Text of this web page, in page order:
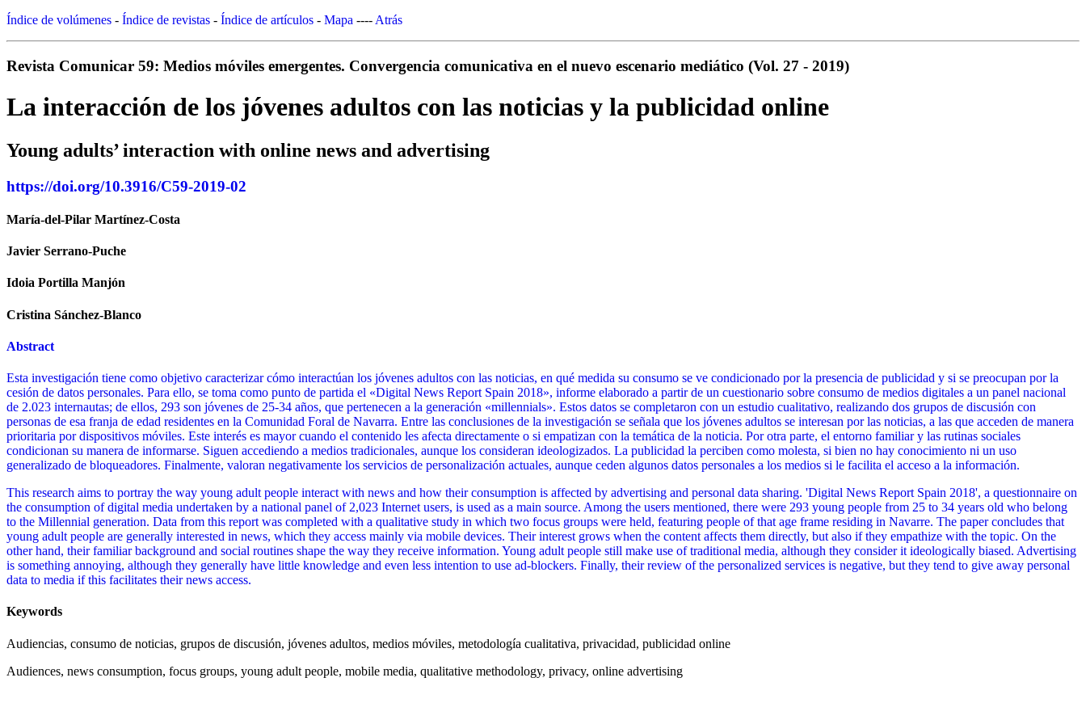
Índice de volúmenes - Índice de revistas - Índice de artículos - Mapa ---- Atrás
Revista Comunicar 59: Medios móviles emergentes. Convergencia comunicativa en el nuevo escenario mediático (Vol. 27 - 2019)
La interacción de los jóvenes adultos con las noticias y la publicidad online
Young adults’ interaction with online news and advertising
https://doi.org/10.3916/C59-2019-02
María-del-Pilar Martínez-Costa
Javier Serrano-Puche
Idoia Portilla Manjón
Cristina Sánchez-Blanco
Abstract
Esta investigación tiene como objetivo caracterizar cómo interactúan los jóvenes adultos con las noticias, en qué medida su consumo se ve condicionado por la presencia de publicidad y si se preocupan por la
cesión de datos personales. Para ello, se toma como punto de partida el «Digital News Report Spain 2018», informe elaborado a partir de un cuestionario sobre consumo de medios digitales a un panel nacional
de 2.023 internautas; de ellos, 293 son jóvenes de 25-34 años, que pertenecen a la generación «millennials». Estos datos se completaron con un estudio cualitativo, realizando dos grupos de discusión con
personas de esa franja de edad residentes en la Comunidad Foral de Navarra. Entre las conclusiones de la investigación se señala que los jóvenes adultos se interesan por las noticias, a las que acceden de manera
prioritaria por dispositivos móviles. Este interés es mayor cuando el contenido les afecta directamente o si empatizan con la temática de la noticia. Por otra parte, el entorno familiar y las rutinas sociales
condicionan su manera de informarse. Siguen accediendo a medios tradicionales, aunque los consideran ideologizados. La publicidad la perciben como molesta, si bien no hay conocimiento ni un uso
generalizado de bloqueadores. Finalmente, valoran negativamente los servicios de personalización actuales, aunque ceden algunos datos personales a los medios si le facilita el acceso a la información.
This research aims to portray the way young adult people interact with news and how their consumption is affected by advertising and personal data sharing. 'Digital News Report Spain 2018', a questionnaire on
the consumption of digital media undertaken by a national panel of 2,023 Internet users, is used as a main source. Among the users mentioned, there were 293 young people from 25 to 34 years old who belong
to the Millennial generation. Data from this report was completed with a qualitative study in which two focus groups were held, featuring people of that age frame residing in Navarre. The paper concludes that
young adult people are generally interested in news, which they access mainly via mobile devices. Their interest grows when the content affects them directly, but also if they empathize with the topic. On the
other hand, their familiar background and social routines shape the way they receive information. Young adult people still make use of traditional media, although they consider it ideologically biased. Advertising
is something annoying, although they generally have little knowledge and even less intention to use ad-blockers. Finally, their review of the personalized services is negative, but they tend to give away personal
data to media if this facilitates their news access.
Keywords
Audiencias, consumo de noticias, grupos de discusión, jóvenes adultos, medios móviles, metodología cualitativa, privacidad, publicidad online
Audiences, news consumption, focus groups, young adult people, mobile media, qualitative methodology, privacy, online advertising